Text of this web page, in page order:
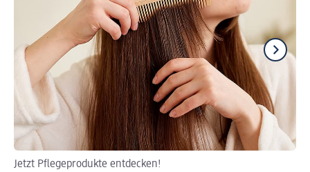
Jetzt Pflegeprodukte entdecken!